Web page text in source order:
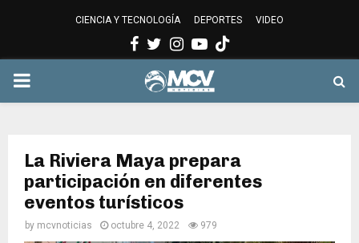
CIENCIA Y TECNOLOGÍA DEPORTES VIDEO
Facebook
Twitter
Instagram
Youtube
PRIMARY
La Riviera Maya prepara
participación en diferentes
eventos turísticos
by mcvnoticias octubre 4, 2022 979